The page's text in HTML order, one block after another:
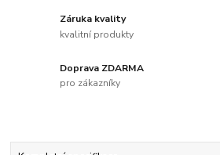
Záruka kvality
kvalitní produkty
Doprava ZDARMA
pro zákazníky